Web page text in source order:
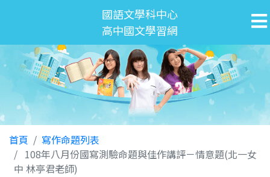
國語文學科中心
高中國文學習網
首頁
寫作命題列表
108年八月份國寫測驗命題與佳作講評－情意題(北一女
中 林亭君老師)